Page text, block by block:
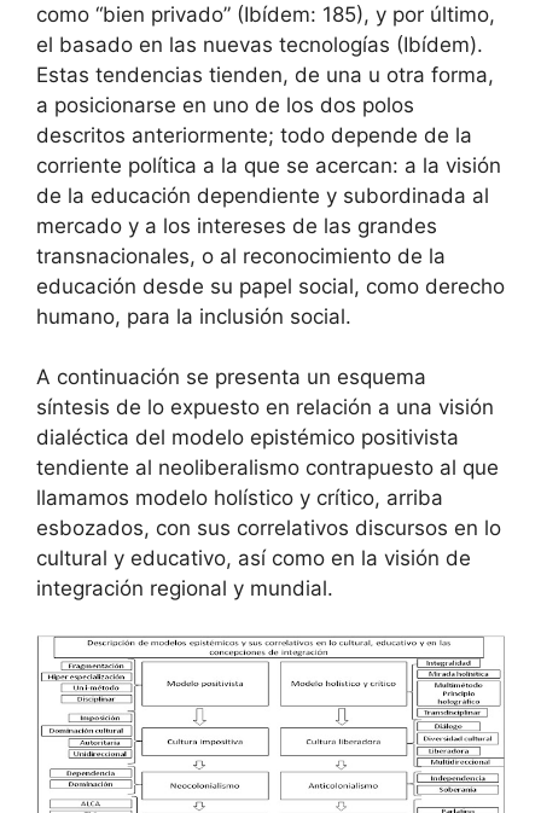
como “bien privado” (Ibídem: 185), y por último,
el basado en las nuevas tecnologías (Ibídem).
Estas tendencias tienden, de una u otra forma,
a posicionarse en uno de los dos polos
descritos anteriormente; todo depende de la
corriente política a la que se acercan: a la visión
de la educación dependiente y subordinada al
mercado y a los intereses de las grandes
transnacionales, o al reconocimiento de la
educación desde su papel social, como derecho
humano, para la inclusión social.
A continuación se presenta un esquema
síntesis de lo expuesto en relación a una visión
dialéctica del modelo epistémico positivista
tendiente al neoliberalismo contrapuesto al que
llamamos modelo holístico y crítico, arriba
esbozados, con sus correlativos discursos en lo
cultural y educativo, así como en la visión de
integración regional y mundial.